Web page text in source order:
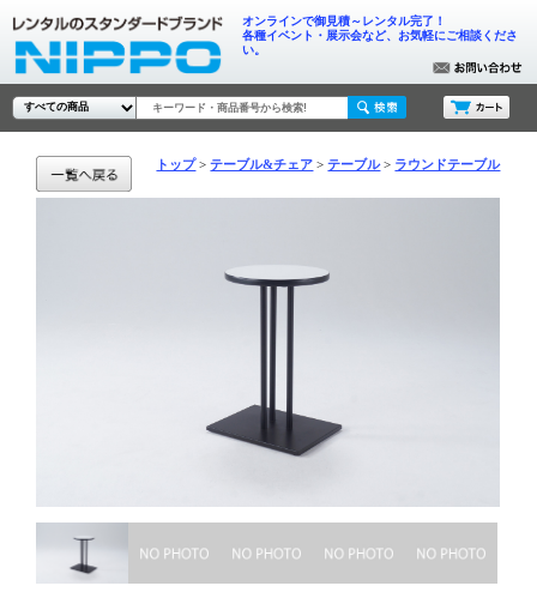
オンラインで御見積～レンタル完了！
各種イベント・展示会など、お気軽にご相談くださ
い。
トップ テーブル&チェア テーブル ラウンドテーブル